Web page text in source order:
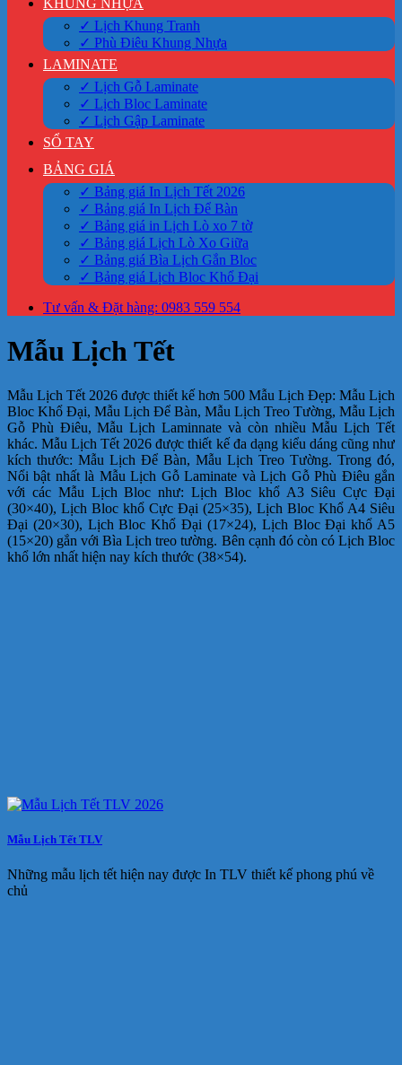
KHUNG NHỰA
✓ Lịch Khung Tranh
✓ Phù Điêu Khung Nhựa
LAMINATE
✓ Lịch Gỗ Laminate
✓ Lịch Bloc Laminate
✓ Lịch Gập Laminate
SỔ TAY
BẢNG GIÁ
✓ Bảng giá In Lịch Tết 2026
✓ Bảng giá In Lịch Để Bàn
✓ Bảng giá in Lịch Lò xo 7 tờ
✓ Bảng giá Lịch Lò Xo Giữa
✓ Bảng giá Bìa Lịch Gắn Bloc
✓ Bảng giá Lịch Bloc Khổ Đại
Tư vấn & Đặt hàng: 0983 559 554
Mẫu Lịch Tết
Mẫu Lịch Tết 2026 được thiết kế hơn 500 Mẫu Lịch Đẹp: Mẫu Lịch
Bloc Khổ Đại, Mẫu Lịch Để Bàn, Mẫu Lịch Treo Tường, Mẫu Lịch
Gỗ Phù Điêu, Mẫu Lịch Laminnate và còn nhiều Mẫu Lịch Tết
khác. Mẫu Lịch Tết 2026 được thiết kế đa dạng kiểu dáng cũng như
kích thước: Mẫu Lịch Để Bàn, Mẫu Lịch Treo Tường. Trong đó,
Nổi bật nhất là Mẫu Lịch Gỗ Laminate và Lịch Gỗ Phù Điêu gắn
với các Mẫu Lịch Bloc như: Lịch Bloc khổ A3 Siêu Cực Đại
(30×40), Lịch Bloc khổ Cực Đại (25×35), Lịch Bloc Khổ A4 Siêu
Đại (20×30), Lịch Bloc Khổ Đại (17×24), Lịch Bloc Đại khổ A5
(15×20) gắn với Bìa Lịch treo tường. Bên cạnh đó còn có Lịch Bloc
khổ lớn nhất hiện nay kích thước (38×54).
Mẫu Lịch Tết TLV
Những mẫu lịch tết hiện nay được In TLV thiết kế phong phú về
chủ